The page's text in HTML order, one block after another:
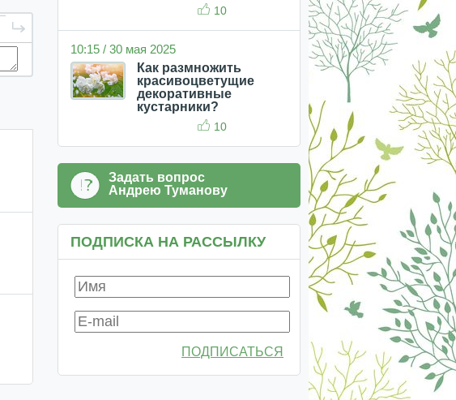
10
10:15 / 30 мая 2025
Как размножить
красивоцветущие
декоративные
кустарники?
10
Задать вопрос
Андрею Туманову
ПОДПИСКА НА РАССЫЛКУ
ПОДПИСАТЬСЯ